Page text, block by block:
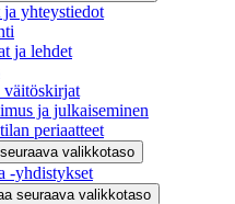
yhteystiedot
ja lehdet
väitöskirjat
ja julkaiseminen
periaatteet
valikkotaso
-yhdistykset
seuraava valikkotaso